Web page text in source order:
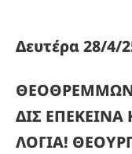
Δευτέρα 28/4/
ΘΕΟΘΡΕΜΜΩΝ
ΔΙΣ ΕΠΕΚΕΙΝΑ
ΛΟΓΙΑ!